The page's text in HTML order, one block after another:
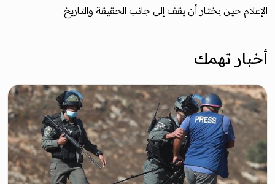
الإعلام حين يختار أن يقف إلى جانب الحقيقة والتاريخ.
أخبار تهمك